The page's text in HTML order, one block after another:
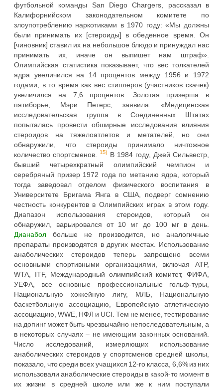
футбольной команды San Diego Chargers, рассказал в
Калифорнийском законодательном комитете по
злоупотреблению наркотиками в 1970 году: «Мы должны
были принимать их [стероиды] в обеденное время. Он
[чиновник] ставил их на небольшое блюдо и принуждал нас
принимать их, иначе он выпишет нам штраф».
Олимпийская статистика показывает, что вес толкателей
ядра увеличился на 14 процентов между 1956 и 1972
годами, в то время как вес стиплеров (участников скачек)
увеличился на 7,6 процентов. Золотая призерша в
пятиборье, Мэри Петерс, заявила: «Медицинская
исследовательская группа в Соединенных Штатах
попыталась провести обширные исследования влияния
стероидов на тяжелоатлетов и метателей, но они
обнаружили, что стероиды принимало ничтожное
количество спортсменов.
15) В 1984 году, Джей Сильвестр,
бывший четырехкратный олимпийский чемпион и
серебряный призер 1972 года по метанию ядра, который
тогда заведовал отделом физического воспитания в
Университете Бригама Янга в США, подверг сомнению
честность конкурентов в Олимпийских играх в этом году.
Диапазон использования стероидов, который он
обнаружил, варьировался от 10 мг до 100 мг в день.
Дианабол больше не производится, но аналогичные
препараты производятся в других местах. Использование
анаболических стероидов теперь запрещено всеми
основными спортивными организациями, включая ATP,
WTA, ITF, Международный олимпийский комитет, ФИФА,
УЕФА, все основные профессиональные гольф-туры,
Национальную хоккейную лигу, МЛБ, Национальную
баскетбольную ассоциацию, Европейскую атлетическую
ассоциацию, WWE, НФЛ и UCI. Тем не менее, тестирование
на допинг может быть чрезвычайно непоследовательным, а
в некоторых случаях – не имеющим законных оснований.
Число исследований, измеряющих использование
анаболических стероидов у спортсменов средней школы,
показало, что среди всех учащихся 12-го класса, 6,6% из них
использовали анаболические стероиды в какой-то момент в
их жизни в средней школе или же к ним поступали